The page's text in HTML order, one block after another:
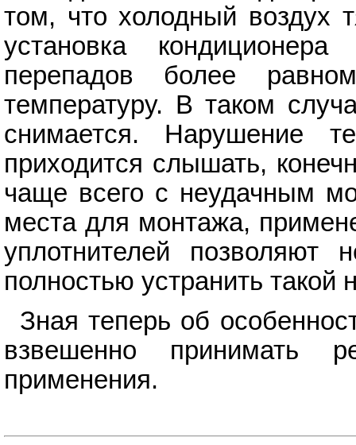
том, что холодный воздух
установка
перепадов более
температуру. В таком
снимается. Нарушение
приходится слышать,
чаще всего с неудачным
места для монтажа,
уплотнителей позволяют
полностью устранить такой
Зная теперь об
взвешенно принимать
применения.